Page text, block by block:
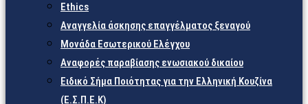
Ethics
Αναγγελία άσκησης επαγγέλματος ξεναγού
Μονάδα Εσωτερικού Ελέγχου
Αναφορές παραβίασης ενωσιακού δικαίου
Ειδικό Σήμα Ποιότητας για την Ελληνική Κουζίνα
(Ε.Σ.Π.Ε.Κ)